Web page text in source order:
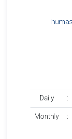
Daily :
Monthly :